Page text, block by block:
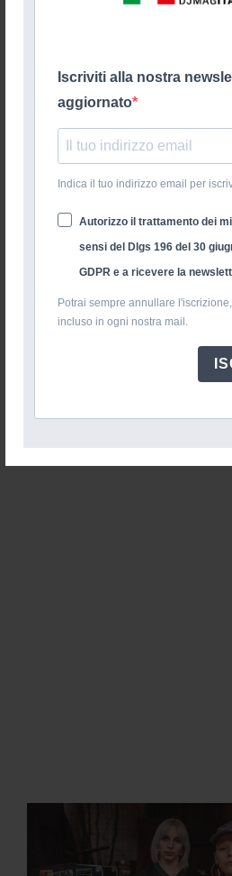
Iscriviti alla nostra
aggiornato
Indica il tuo indirizzo email per
Autorizzo il trattamento dei
sensi del Dlgs 196 del 30
GDPR e a ricevere la
Potrai sempre annullare
incluso in ogni nostra mail.